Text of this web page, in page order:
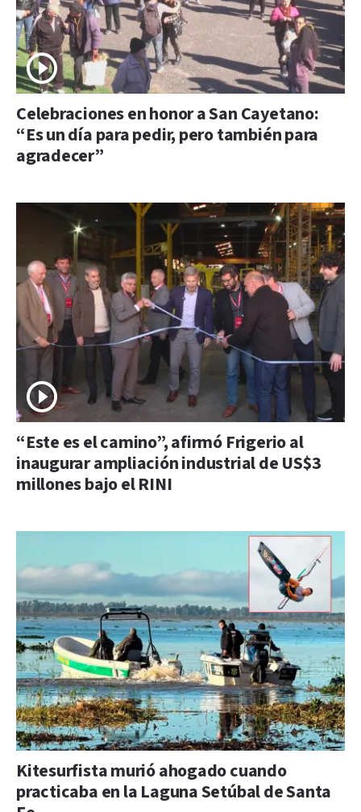
Celebraciones en honor a San Cayetano:
“Es un día para pedir, pero también para
agradecer”
“Este es el camino”, afirmó Frigerio al
inaugurar ampliación industrial de US$3
millones bajo el RINI
Kitesurfista murió ahogado cuando
practicaba en la Laguna Setúbal de Santa